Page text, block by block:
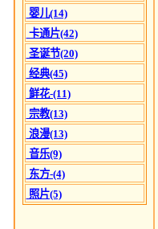
婴儿(14)
卡通片(42)
圣诞节(20)
经典(45)
鲜花-(11)
宗教(13)
浪漫(13)
音乐(9)
东方-(4)
照片(5)